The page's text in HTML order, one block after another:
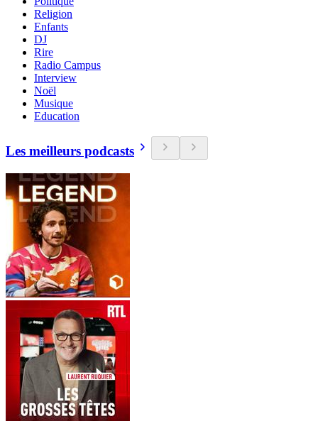
Religion
Enfants
DJ
Rire
Radio Campus
Interview
Noël
Musique
Education
Les meilleurs podcasts